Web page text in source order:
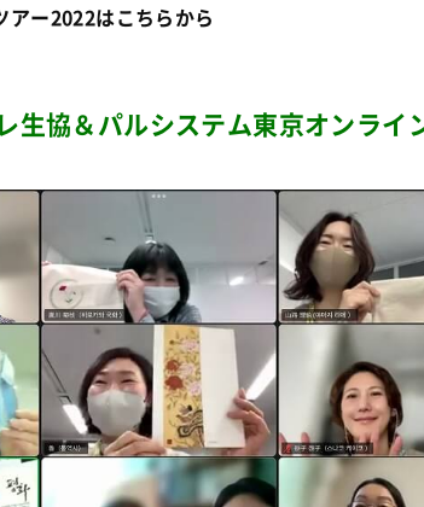
アー2022はこちらから
生協＆パルシステム東京オンライ